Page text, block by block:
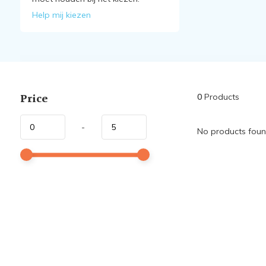
Help mij kiezen
Price
-
0Products
No products